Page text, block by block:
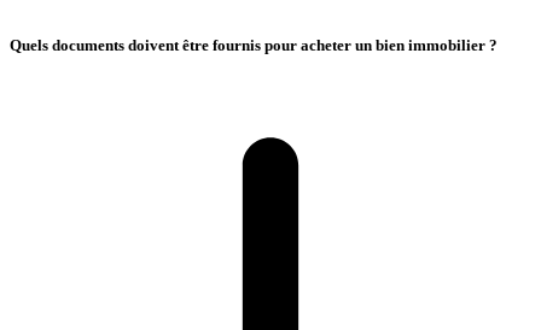
Quels documents doivent être fournis pour acheter un bien immobilier ?